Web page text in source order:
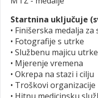
Startnina uključuje
• Finišerska medalja
• Fotografije s utrke
• Službenu majicu utrke
• Mjerenje vremena
• Okrepa na stazi i cilju
• Troškovi organizacije